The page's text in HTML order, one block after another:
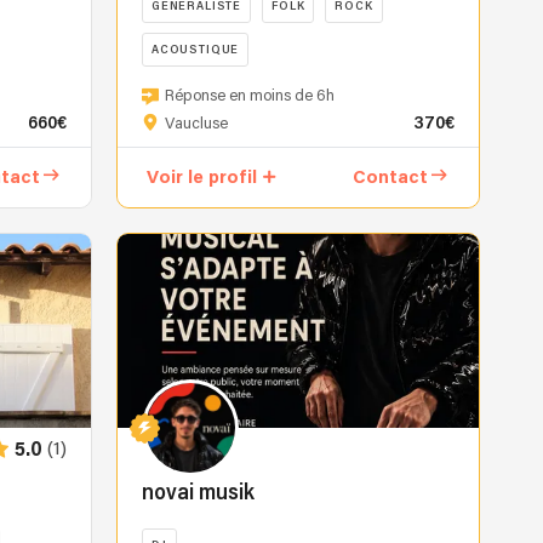
660€
GENERALISTE FOLK ROCK
ACOUSTIQUE
🎶
TRIO
DUO
Chanteuse,
guitariste
saxophoniste
(possibilité
drum
box
selon
la
Réponse en moins de 6h
Vaucluse
370€
Voir le profil Contact
5.0 (1)
novai musik